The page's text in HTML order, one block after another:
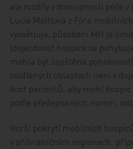
ale rozdíly v dostupnosti péče
Lucie Mottlová z Fóra
vysvětluje, působení MH je
(dojezdnost hospice se
mohla být zajištěna
osídlených oblastech není v
dost pacientů, aby mohl
podle předepsaných norem,
Horší pokrytí mobilních
v příhraničních regionech,